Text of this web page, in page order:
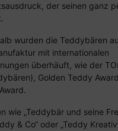
der seinen ganz
wurden die Teddybären
mit internationalen
überhäuft, wie der
Golden Teddy
wie „Teddybär und seine
& Co“ oder „Teddy